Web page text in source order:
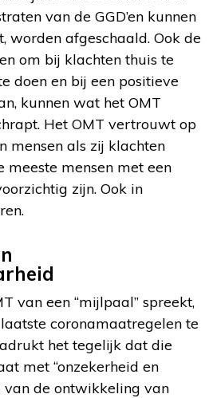
van de GGD’en kunnen
worden afgeschaald. Ook de
om bij klachten thuis te
doen en bij een positieve
kunnen wat het OMT
Het OMT vertrouwt op
mensen als zij klachten
meeste mensen met een
zijn. Ook in
van een “mijlpaal” spreekt,
coronamaatregelen te
het tegelijk dat die
met “onzekerheid en
van de ontwikkeling van